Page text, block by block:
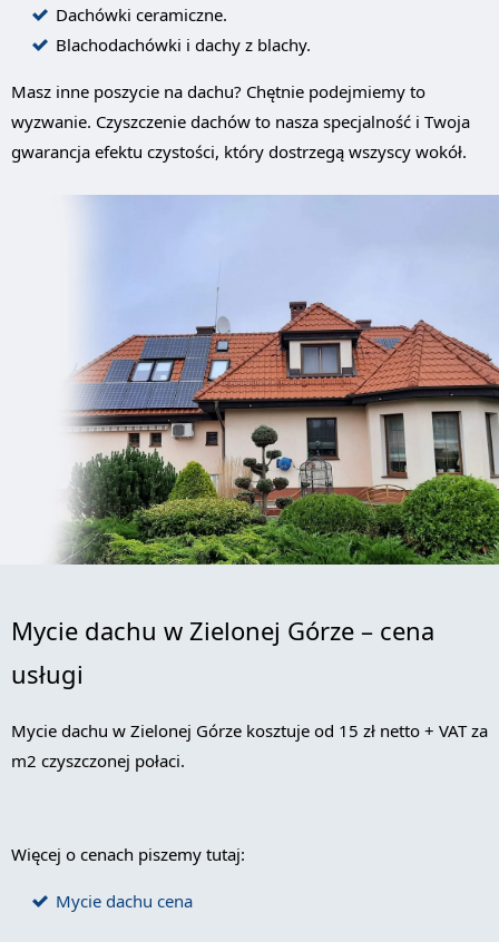
Dachówki ceramiczne.
Blachodachówki i dachy z blachy.
Masz inne poszycie na dachu? Chętnie podejmiemy to
wyzwanie. Czyszczenie dachów to nasza specjalność i Twoja
gwarancja efektu czystości, który dostrzegą wszyscy wokół.
Mycie dachu w Zielonej Górze – cena
usługi
Mycie dachu w Zielonej Górze kosztuje od 15 zł netto + VAT za
m2 czyszczonej połaci.
Więcej o cenach piszemy tutaj:
Mycie dachu cena